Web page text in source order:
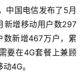
中国电信发布了5月
新增移动用户数297
数新增467万户，累
要在4G套餐上兼顾
4G。